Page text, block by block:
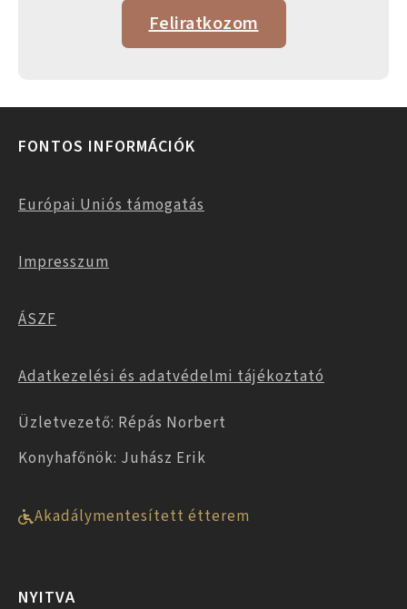
Feliratkozom
FONTOS INFORMÁCIÓK
Európai Uniós támogatás
Impresszum
ÁSZF
Adatkezelési és adatvédelmi tájékoztató
Üzletvezető: Répás Norbert
Konyhafőnök: Juhász Erik
Akadálymentesített étterem
NYITVA